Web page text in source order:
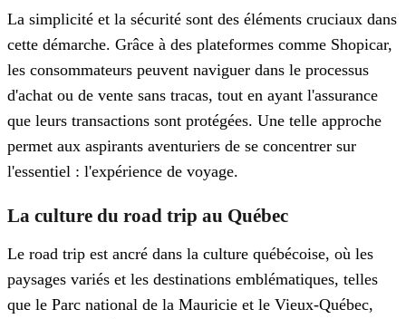
La simplicité et la sécurité sont des éléments cruciaux dans
cette démarche. Grâce à des plateformes comme Shopicar,
les consommateurs peuvent naviguer dans le processus
d'achat ou de vente sans tracas, tout en ayant l'assurance
que leurs transactions sont protégées. Une telle approche
permet aux aspirants aventuriers de se concentrer sur
l'essentiel : l'expérience de voyage.
La culture du road trip au Québec
Le road trip est ancré dans la culture québécoise, où les
paysages variés et les destinations emblématiques, telles
que le Parc national de la Mauricie et le Vieux-Québec,